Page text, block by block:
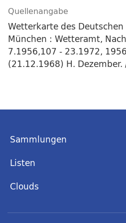
Quellenangabe
Wetterkarte des
München : Wetteramt,
7.1956,107 - 23.1972,
(21.12.1968) H. Dezember.
Sammlungen
Listen
Clouds